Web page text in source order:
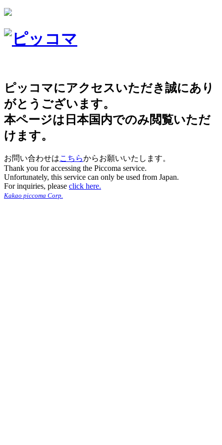
ピッコマにアクセスいただき誠にあり
がとうございます。
本ページは日本国内でのみ閲覧いただ
けます。
お問い合わせはこちらからお願いいたします。
Thank you for accessing the Piccoma service.
Unfortunately, this service can only be used from Japan.
For inquiries, please click here.
Kakao piccoma Corp.